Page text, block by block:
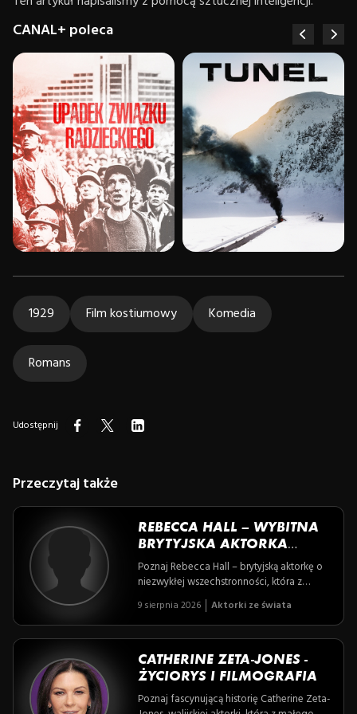
CANAL+ poleca
1929 Film kostiumowy Komedia
Romans
Udostępnij
Przeczytaj także
REBECCA HALL – WYBITNA
BRYTYJSKA AKTORKA
FILMU I TEATRU
Poznaj Rebecca Hall – brytyjską aktorkę o
niezwykłej wszechstronności, która z
równą pasją zdobywa serca widzów na
scenie teatralnej i wielkim ekranie,
nieustannie balansując między sztuką a
zaangażowaniem społecznym. Jej historia
to opowieść o talencie odziedziczonym
po artystycznej rodzinie, silnym
jako niezwykłą osobowość show-biznesu.
9 sierpnia 2026 Aktorki ze świata
CATHERINE ZETA-JONES -
ŻYCIORYS I FILMOGRAFIA
Poznaj fascynującą historię Catherine Zeta-